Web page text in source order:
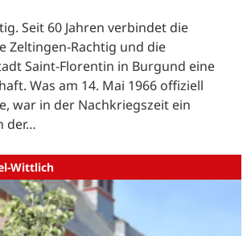
Seit 60 Jahren verbindet die
Zeltingen-Rachtig und die
Saint-Florentin in Burgund eine
Was am 14. Mai 1966 offiziell
war in der Nachkriegszeit ein
der…
Wittlich